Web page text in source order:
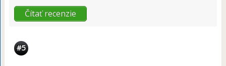
Čítať recenzie
#5